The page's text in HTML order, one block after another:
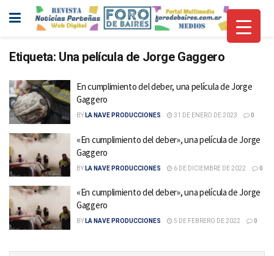
Etiqueta: Una película de Jorge Gaggero
En cumplimiento del deber, una película de Jorge
Gaggero
BY LA NAVE PRODUCCIONES 31 DE ENERO DE 2023 0
«En cumplimiento del deber», una película de Jorge
Gaggero
BY LA NAVE PRODUCCIONES 6 DE DICIEMBRE DE 2022 0
«En cumplimiento del deber», una película de Jorge
Gaggero
BY LA NAVE PRODUCCIONES 5 DE FEBRERO DE 2022 0